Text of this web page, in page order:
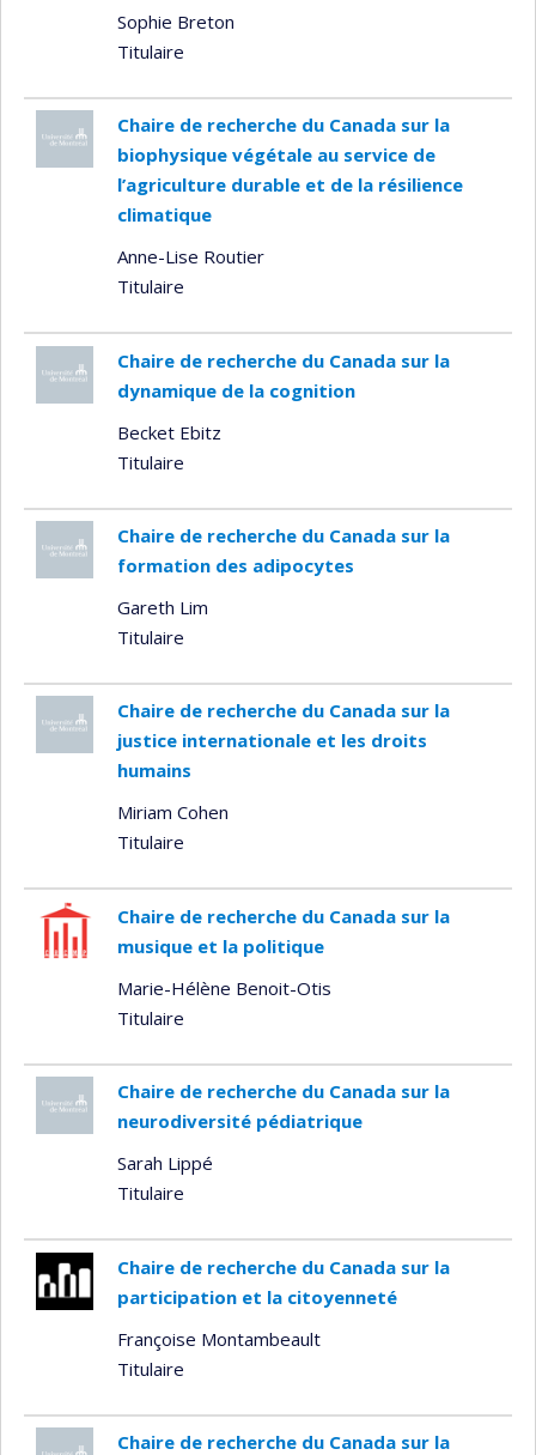
Sophie Breton
Titulaire
Chaire de recherche du Canada sur la
biophysique végétale au service de
l’agriculture durable et de la résilience
climatique
Anne-Lise Routier
Titulaire
Chaire de recherche du Canada sur la
dynamique de la cognition
Becket Ebitz
Titulaire
Chaire de recherche du Canada sur la
formation des adipocytes
Gareth Lim
Titulaire
Chaire de recherche du Canada sur la
justice internationale et les droits
humains
Miriam Cohen
Titulaire
Chaire de recherche du Canada sur la
musique et la politique
Marie-Hélène Benoit-Otis
Titulaire
Chaire de recherche du Canada sur la
neurodiversité pédiatrique
Sarah Lippé
Titulaire
Chaire de recherche du Canada sur la
participation et la citoyenneté
Françoise Montambeault
Titulaire
Chaire de recherche du Canada sur la